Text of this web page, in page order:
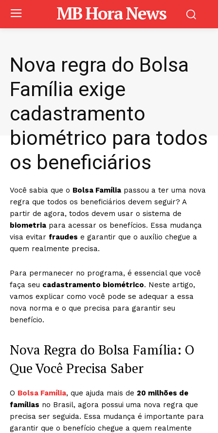
MB Hora News
Nova regra do Bolsa
Família exige
cadastramento
biométrico para todos
os beneficiários
Você sabia que o Bolsa Família passou a ter uma nova
regra que todos os beneficiários devem seguir? A
partir de agora, todos devem usar o sistema de
biometria para acessar os benefícios. Essa mudança
visa evitar fraudes e garantir que o auxílio chegue a
quem realmente precisa.
Para permanecer no programa, é essencial que você
faça seu cadastramento biométrico. Neste artigo,
vamos explicar como você pode se adequar a essa
nova norma e o que precisa para garantir seu
benefício.
Nova Regra do Bolsa Família: O
Que Você Precisa Saber
O Bolsa Família, que ajuda mais de 20 milhões de
famílias no Brasil, agora possui uma nova regra que
precisa ser seguida. Essa mudança é importante para
garantir que o benefício chegue a quem realmente